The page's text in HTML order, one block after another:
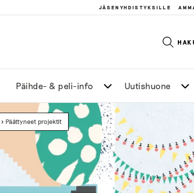
JÄSENYHDISTYKSILLE
Päihde- & peli-info Uutishuone
> Päättyneet projektit